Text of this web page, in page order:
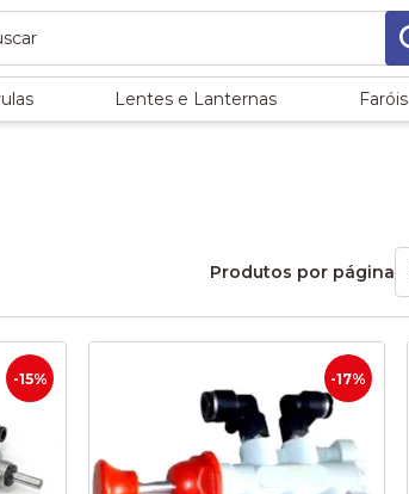
Lentes e Lanternas Faróis
Produtos por página
-15% -17%